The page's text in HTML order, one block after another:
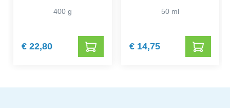
400 g
€ 22,80
50 ml
€ 14,75